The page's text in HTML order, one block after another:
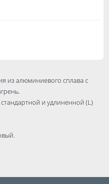
из алюминиевого сплава с
и удлиненной (L)